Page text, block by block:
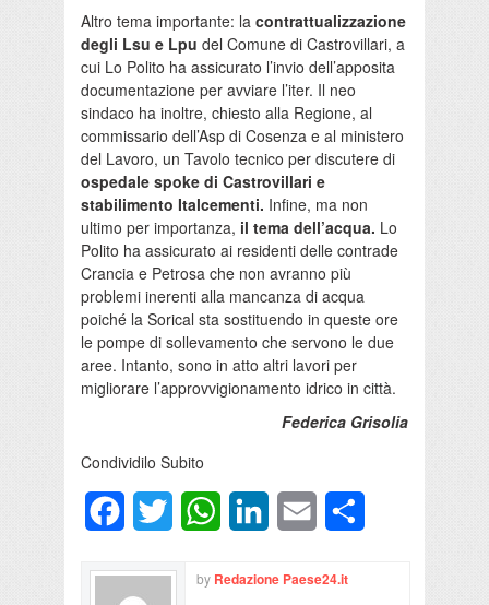
Altro tema importante: la contrattualizzazione
degli Lsu e Lpu del Comune di Castrovillari, a
cui Lo Polito ha assicurato l’invio dell’apposita
documentazione per avviare l’iter. Il neo
sindaco ha inoltre, chiesto alla Regione, al
commissario dell’Asp di Cosenza e al ministero
del Lavoro, un Tavolo tecnico per discutere di
ospedale spoke di Castrovillari e
stabilimento Italcementi. Infine, ma non
ultimo per importanza, il tema dell’acqua. Lo
Polito ha assicurato ai residenti delle contrade
Crancia e Petrosa che non avranno più
problemi inerenti alla mancanza di acqua
poiché la Sorical sta sostituendo in queste ore
le pompe di sollevamento che servono le due
aree. Intanto, sono in atto altri lavori per
migliorare l’approvvigionamento idrico in città.
Federica Grisolia
Condividilo Subito
FacebookTwitter WhatsAppLinkedInEmail
by Redazione Paese24.it